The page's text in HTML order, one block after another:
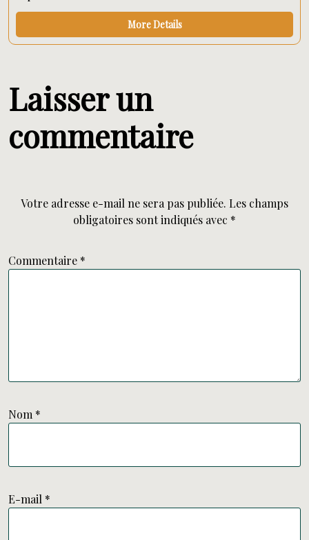
More Details
Laisser un
commentaire
Votre adresse e-mail ne sera pas publiée. Les champs
obligatoires sont indiqués avec *
Commentaire *
Nom *
E-mail *